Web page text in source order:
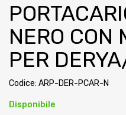
NERO CON
PER
Codice: ARP-DER-PCAR-N
Disponibile